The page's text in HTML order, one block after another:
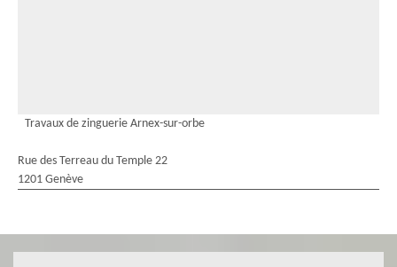
Travaux de zinguerie Arnex-sur-orbe
Rue des Terreau du Temple 22
1201 Genève